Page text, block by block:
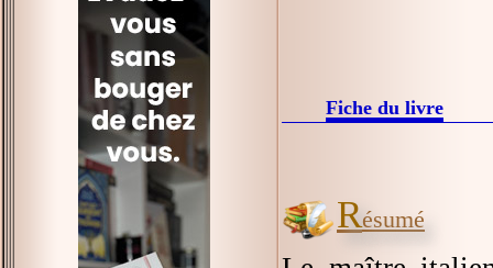
Fiche du livre
Résumé